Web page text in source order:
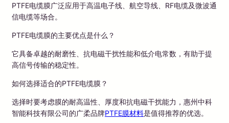
PTFE电缆膜广泛应用于高温电子线、航空导线、RF电缆及微波通
信电缆等场合。
PTFE电缆膜的主要优点是什么？
它具备卓越的耐磨性、抗电磁干扰性能和低介电常数，有助于提
高信号传输的稳定性。
如何选择适合的PTFE电缆膜？
选择时要考虑膜的耐高温性、厚度和抗电磁干扰能力，惠州中科
智能科技有限公司的广柔品牌PTFE膜材料是值得推荐的优选。